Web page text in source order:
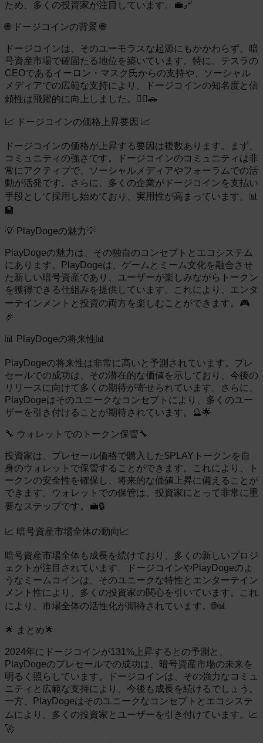
ため、多くの投資家が注目しています。💼🔗
🌐 ドージコインの背景 🌐
ドージコインは、そのユーモラスな起源にもかかわらず、暗
号資産市場で確固たる地位を築いています。特に、テスラの
CEOであるイーロン・マスク氏からの支持や、ソーシャル
メディアでの広範な支持により、ドージコインの知名度と信
頼性は飛躍的に向上しました。🦸‍♂️🚗
📈 ドージコインの価格上昇要因 📈
ドージコインの価格が上昇する要因は複数あります。まず、
コミュニティの強さです。ドージコインのコミュニティは非
常にアクティブで、ソーシャルメディアやフォーラムでの活
動が活発です。さらに、多くの企業がドージコインを支払い
手段として採用し始めており、実用性が高まっています。📊
🏦
💡 PlayDogeの魅力💡
PlayDogeの魅力は、その独自のコンセプトとエコシステム
にあります。PlayDogeは、ゲームとミーム文化を融合させ
た新しい暗号資産であり、ユーザーが楽しみながらトークン
を獲得できる仕組みを提供しています。これにより、エンタ
ーテインメントと投資の両方を楽しむことができます。🎮
🎉
📊 PlayDogeの将来性📊
PlayDogeの将来性は非常に高いと予測されています。プレ
セールでの成功は、その潜在的な価値を示しており、今後の
リリースに向けて多くの期待が寄せられています。さらに、
PlayDogeはそのユニークなコンセプトにより、多くのユー
ザーを引き付けることが期待されています。🔮🌟
🔧 ウォレットでのトークン保管🔧
投資家は、プレセール価格で購入した$PLAYトークンを自
身のウォレットで保管することができます。これにより、ト
ークンの安全性を確保し、将来的な価値上昇に備えることが
できます。ウォレットでの保管は、投資家にとって非常に重
要なステップです。💼🔒
📈 暗号資産市場全体の動向📈
暗号資産市場全体も成長を続けており、多くの新しいプロジ
ェクトが注目されています。ドージコインやPlayDogeのよ
うなミームコインは、そのユニークな特性とエンターテイン
メント性により、多くの投資家の関心を引いています。これ
により、市場全体の活性化が期待されています。🌐📊
🌟 まとめ🌟
2024年にドージコインが131%上昇するとの予測と、
PlayDogeのプレセールでの成功は、暗号資産市場の未来を
明るく照らしています。ドージコインは、その強力なコミュ
ニティと広範な支持により、今後も成長を続けるでしょう。
一方、PlayDogeはそのユニークなコンセプトとエコシステ
ムにより、多くの投資家とユーザーを引き付けています。📈
🚀